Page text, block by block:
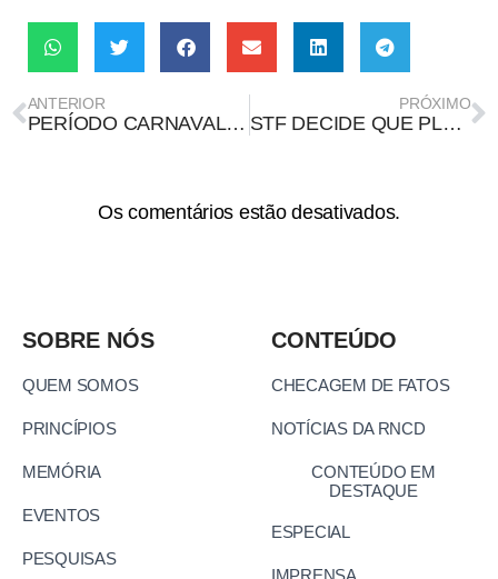
ANTERIOR
PERÍODO CARNAVALESCO REVIVE O DEBATE PÚBLICO AO REDOR DE POLÍTICAS DE PREVENÇÃO E REDUÇÃO DE DANOS
PRÓXIMO
STF DECIDE QUE PLANOS DE SAÚDE NÃO SÃO OBRIGADOS A CUSTEAR FERTILIZAÇÃO IN VITRO
Os comentários estão desativados.
SOBRE NÓS
QUEM SOMOS
PRINCÍPIOS
MEMÓRIA
EVENTOS
PESQUISAS
CONTEÚDO
CHECAGEM DE FATOS
NOTÍCIAS DA RNCD
CONTEÚDO EM
DESTAQUE
ESPECIAL
IMPRENSA